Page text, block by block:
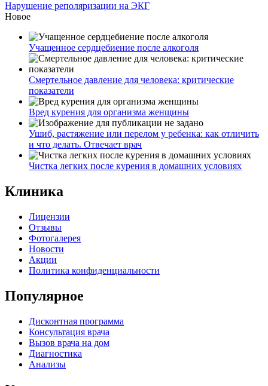
Нарушение реполяризации на ЭКГ
Новое
Учащенное сердцебиение после алкоголя
Смертельное давление для человека: критические
показатели
Вред курения для организма женщины
Ушиб, растяжение или перелом у ребенка: как отличить
и что делать. Отвечает врач
Чистка легких после курения в домашних условиях
Клиника
Лицензии
Отзывы
Фотогалерея
Новости
Акции
Политика конфиденциальности
Популярное
Дисконтная программа
Консультация врача
Вызов врача на дом
Диагностика
Анализы